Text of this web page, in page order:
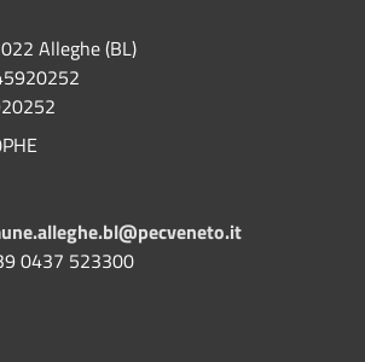
Alleghe (BL)
0437 523300